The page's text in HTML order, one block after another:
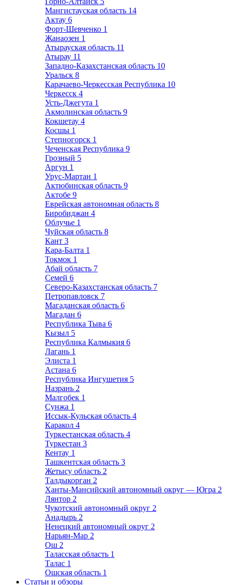
Мангистауская область 14
Актау 6
Форт-Шевченко 1
Жанаозен 1
Атырауская область 11
Атырау 11
Западно-Казахстанская область 10
Уральск 8
Карачаево-Черкесская Республика 10
Черкесск 4
Усть-Джегута 1
Акмолинская область 9
Кокшетау 4
Косшы 1
Степногорск 1
Чеченская Республика 9
Грозный 5
Аргун 1
Урус-Мартан 1
Актюбинская область 9
Актобе 9
Еврейская автономная область 8
Биробиджан 4
Облучье 1
Чуйская область 8
Кант 3
Кара-Балта 1
Токмок 1
Абай область 7
Семей 6
Северо-Казахстанская область 7
Петропавловск 7
Магаданская область 6
Магадан 6
Республика Тыва 6
Кызыл 5
Республика Калмыкия 6
Лагань 1
Элиста 1
Астана 6
Республика Ингушетия 5
Назрань 2
Малгобек 1
Сунжа 1
Иссык-Кульская область 4
Каракол 4
Туркестанская область 4
Туркестан 3
Кентау 1
Ташкентская область 3
Жетысу область 2
Талдыкорган 2
Ханты-Мансийский автономный округ — Югра 2
Лянтор 2
Чукотский автономный округ 2
Анадырь 2
Ненецкий автономный округ 2
Нарьян-Мар 2
Ош 2
Таласская область 1
Талас 1
Ошская область 1
Статьи и обзоры